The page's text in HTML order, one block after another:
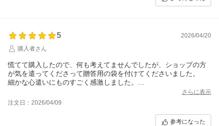
5
2026/04/20
購入者さん
慌てて購入したので、何も考えてませんでしたが、ショップの方
が気を遣ってくださって贈答用の袋を付けてくださいました。
細かな心遣いにものすごく感激しました。
ありがとうございました。
さらに表示
注文日：2026/04/09
参考になった